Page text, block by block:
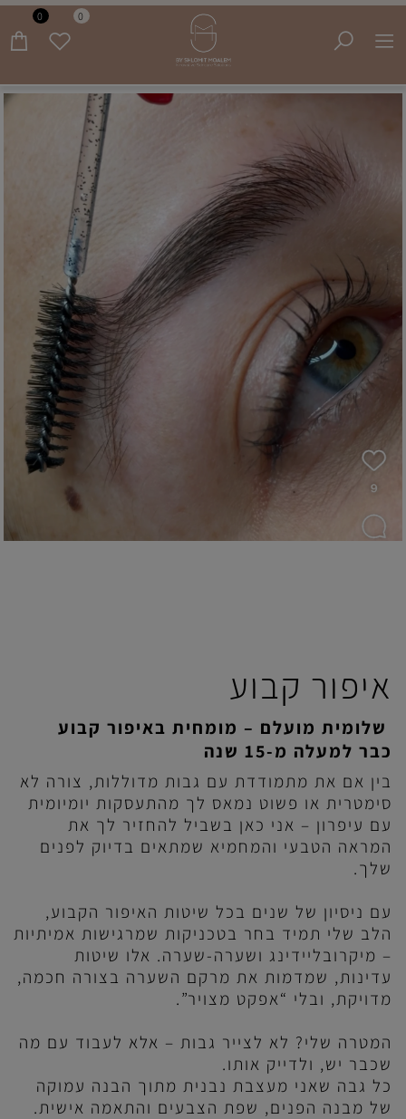
משלוח חינם בקנייה מעל 399 שח עד בית הלקוח! 0 0
איפור קבוע
שלומית מועלם – מומחית באיפור קבוע
כבר למעלה מ-15 שנה
בין אם את מתמודדת עם גבות מדוללות, צורה לא
סימטרית או פשוט נמאס לך מהתעסקות יומיומית
עם עיפרון – אני כאן בשביל להחזיר לך את
המראה הטבעי והמחמיא שמתאים בדיוק לפנים
שלך.
עם ניסיון של שנים בכל שיטות האיפור הקבוע,
הלב שלי תמיד בחר בטכניקות שמרגישות אמיתיות
– מיקרובליידינג ושערה-שערה. אלו שיטות
עדינות, שמדמות את מרקם השערה בצורה חכמה,
מדויקת, ובלי “אפקט מצויר”.
המטרה שלי? לא לצייר גבות – אלא לעבוד עם מה
שכבר יש, ולדייק אותו.
כל גבה שאני מעצבת נבנית מתוך הבנה עמוקה
של מבנה הפנים, שפת הצבעים והתאמה אישית.